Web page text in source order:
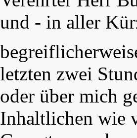
und - in aller
letzten zwei
oder über mich
Inhaltlichen wie